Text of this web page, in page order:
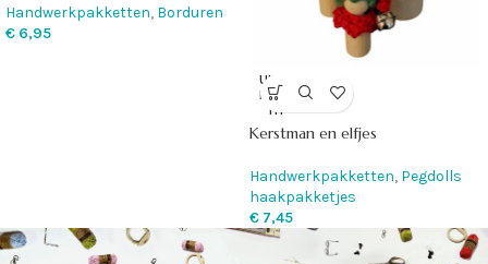
Handwerkpakketten, Borduren
€ 6,95
UITVE
RKOC
HT
Kerstman en elfjes
Handwerkpakketten, Pegdolls
haakpakketjes
€ 7,45